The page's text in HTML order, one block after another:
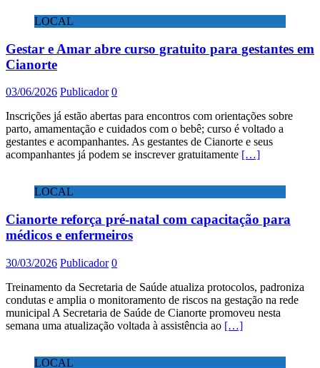
LOCAL
Gestar e Amar abre curso gratuito para gestantes em
Cianorte
03/06/2026 Publicador 0
Inscrições já estão abertas para encontros com orientações sobre
parto, amamentação e cuidados com o bebê; curso é voltado a
gestantes e acompanhantes. As gestantes de Cianorte e seus
acompanhantes já podem se inscrever gratuitamente […]
LOCAL
Cianorte reforça pré-natal com capacitação para
médicos e enfermeiros
30/03/2026 Publicador 0
Treinamento da Secretaria de Saúde atualiza protocolos, padroniza
condutas e amplia o monitoramento de riscos na gestação na rede
municipal A Secretaria de Saúde de Cianorte promoveu nesta
semana uma atualização voltada à assistência ao […]
LOCAL